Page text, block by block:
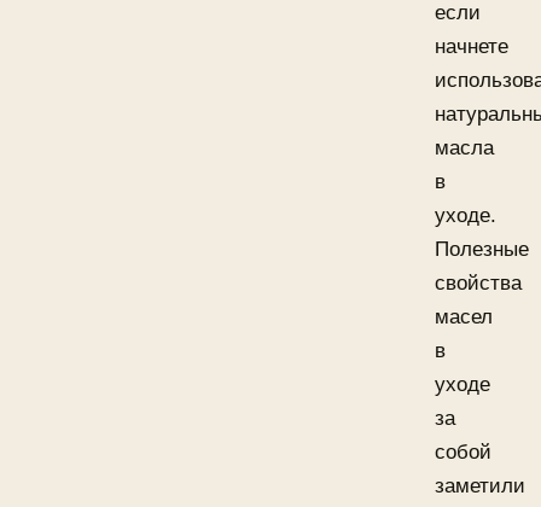
если
начнете
масла
в
уходе.
Полезные
свойства
масел
в
уходе
за
собой
заметили